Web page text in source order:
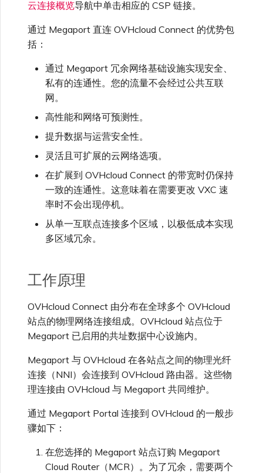
技术规格
限制与配额
AWS 常见问题
Oracle Cloud Infrastructure
OVHcloud
Connect
VMware Cloud
费用？
通过 OVHcloud 可使用哪
些服务？
如果我不在 OVHcloud 接
入点（PoP）内怎么办？
OVHcloud 是否支持公有
或私有 ASN？
使用服务密钥
参考资料
MCR 的 NAT 工作原理
MCR 私有云间互联
终止 MCR
Aviatrix
Check Point CloudGuard
Fortinet FortiGate
Palo Alto Networks
Peplink FusionHub
Versa SD-WAN
VMware SD-WAN
使用 MVE 控制台
MVE 常见问题
查看操作日志
监控维护和中断事件
锁定 Megaport 服务
Megaport 授权书
MVE 计费
VXC、Megaport Internet 和
客户注册与入驻
创建 Megaport Internet 连
创建 MCR
使用 API 创建 MCR VXC
从 MCR 创建到 Azure 的
迁移 VXC 和 IX
关闭 VXC 和 IX
监控服务状态
Megaport Terraform
Provider 学习资料与资源
Megaport Terraform
Provider
在演示环境中测试
客户安全责任
Megaport Portal 认证常见
X-Auth Token 弃用常见问题
单点登录（SSO）功能与使
单点登录（SSO）常见问题
故障排查后续步骤
提供调试信息以加快支持响应
云连接概览导航中单击相应的 CSP 链接。
通过 Megaport 直连 OVHcloud Connect 的优势包
括：
通过 Megaport 冗余网络基础设施实现安全、
私有的连通性。您的流量不会经过公共互联
网。
高性能和网络可预测性。
提升数据与运营安全性。
灵活且可扩展的云网络选项。
在扩展到 OVHcloud Connect 的带宽时仍保持
一致的连通性。这意味着在需要更改 VXC 速
率时不会出现停机。
从单一互联点连接多个区域，以极低成本实现
多区域冗余。
工作原理
OVHcloud Connect 由分布在全球多个 OVHcloud
站点的物理网络连接组成。OVHcloud 站点位于
Megaport 已启用的共址数据中心设施内。
Megaport 与 OVHcloud 在各站点之间的物理光纤
连接（NNI）会连接到 OVHcloud 路由器。这些物
理连接由 OVHcloud 与 Megaport 共同维护。
通过 Megaport Portal 连接到 OVHcloud 的一般步
骤如下：
在您选择的 Megaport 站点订购 Megaport
Cloud Router（MCR）。为了冗余，需要两个